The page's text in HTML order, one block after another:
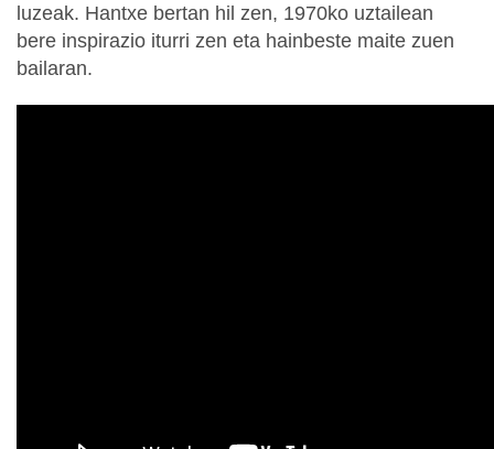
luzeak. Hantxe bertan hil zen, 1970ko uztailean
bere inspirazio iturri zen eta hainbeste maite zuen
bailaran.